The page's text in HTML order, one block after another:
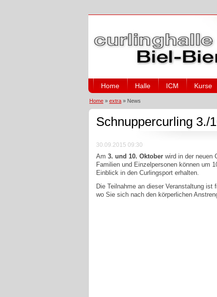
Home Halle ICM Kurse
Home » extra » News
Schnuppercurling 3./
30.09.2015 09:30
Am 3. und 10. Oktober wird in der neuen
Familien und Einzelpersonen können um
Einblick in den Curlingsport erhalten.
Die Teilnahme an dieser Veranstaltung
wo Sie sich nach den körperlichen